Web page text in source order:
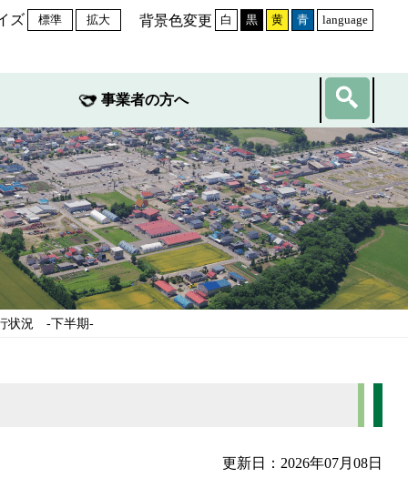
ズ 標準 拡大 背景色変更 白 黒 黄 青 language
事業者の方へ
状況 -下半期-
更新日：2026年07月08日